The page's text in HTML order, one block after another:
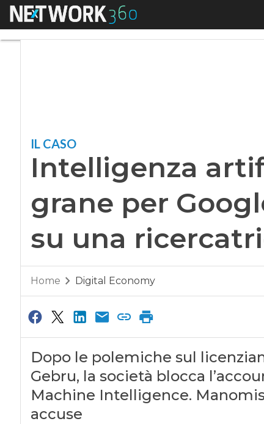
Menu Intelligenza
IL CASO
Intelligenza
grane per
su una
Home Digital Economy
Dopo le polemiche sul
Gebru, la società blocca
Machine Intelligence.
accuse